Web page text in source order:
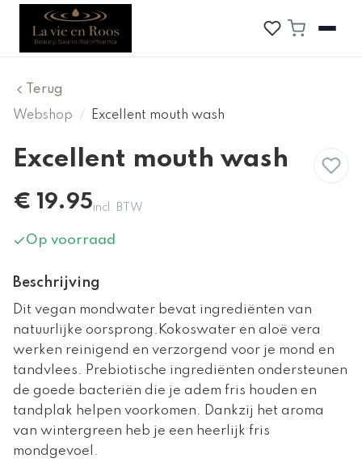
Terug
Webshop
/ Excellent mouth wash
Excellent mouth wash
€ 19.95incl. BTW
Op voorraad
Beschrijving
Dit vegan mondwater bevat ingrediënten van
natuurlijke oorsprong.Kokoswater en aloë vera
werken reinigend en verzorgend voor je mond en
tandvlees. Prebiotische ingrediënten ondersteunen
de goede bacteriën die je adem fris houden en
tandplak helpen voorkomen. Dankzij het aroma
van wintergreen heb je een heerlijk fris
mondgevoel.